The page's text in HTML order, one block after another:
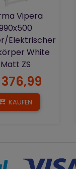
Vipera
Elektrischer
White
Matt ZS
KAUFEN